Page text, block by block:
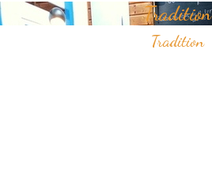
Tradition
Tradition